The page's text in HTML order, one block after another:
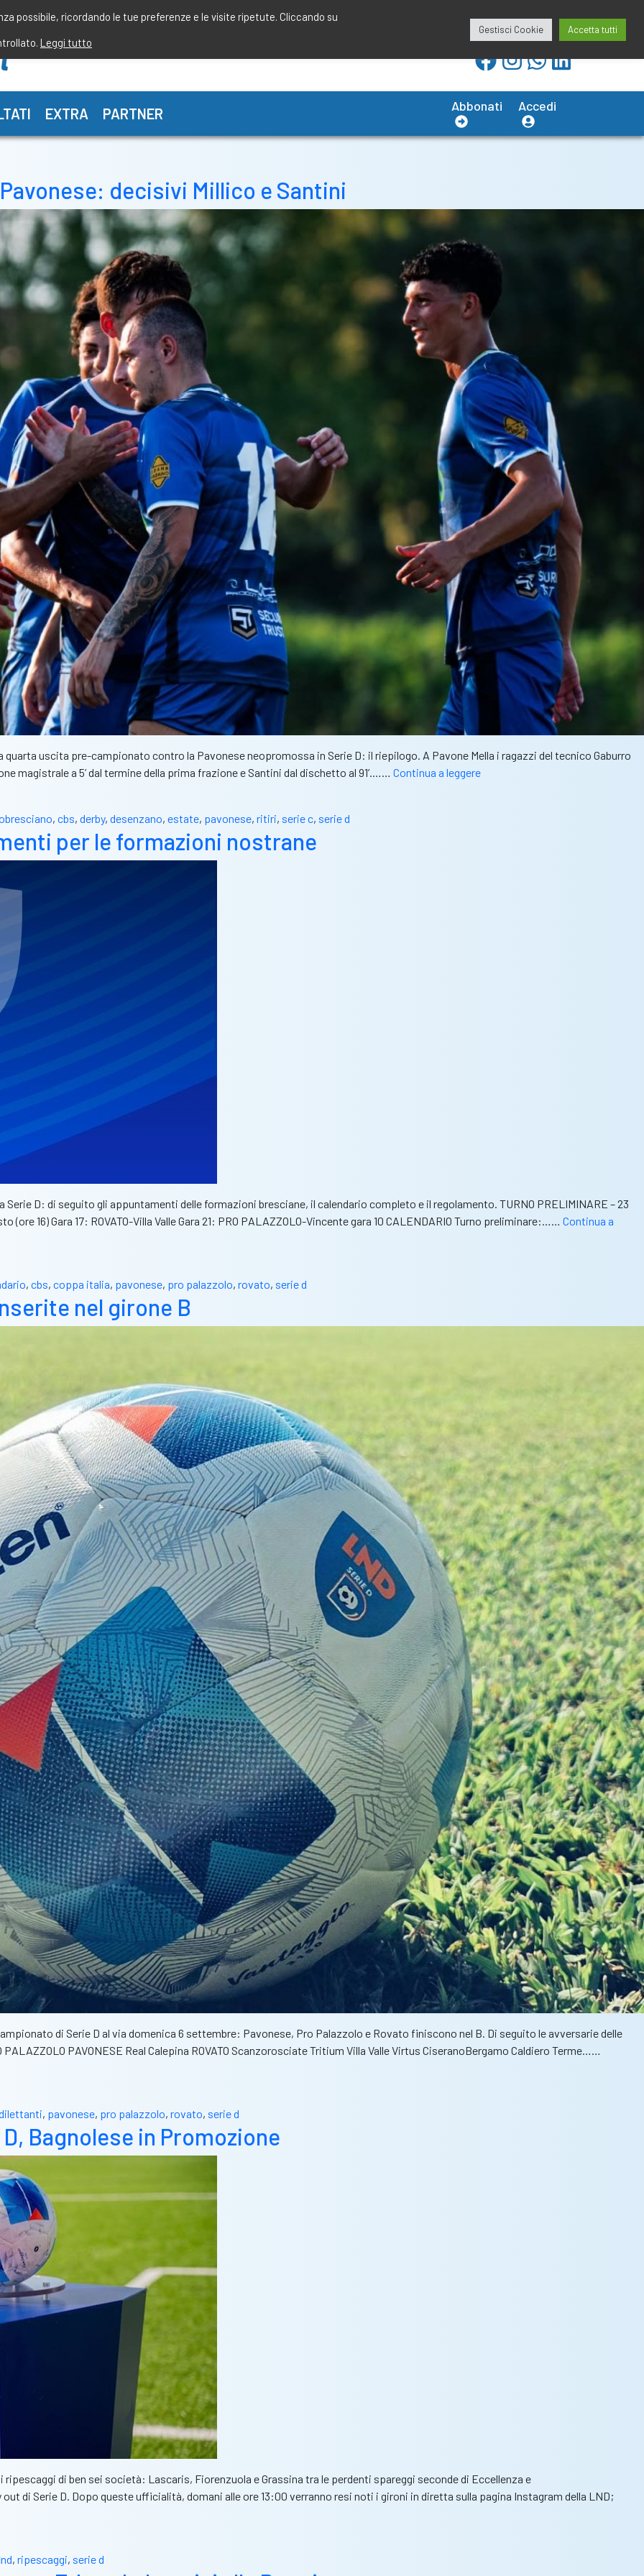
redazione@calciobresciano.it
EXTRA PARTNER Abbonati Accedi
decisivi Millico e Santini
uscita pre-campionato contro la Pavonese neopromossa in Serie D: il riepilogo. A Pavone Mella i ragazzi del tecnico Gaburro
magistrale a 5’ dal termine della prima frazione e Santini dal dischetto al 91’.…… Continua a leggereIl
, cbs, derby, desenzano, estate, pavonese, ritiri, serie c, serie d
per le formazioni nostrane
D: di seguito gli appuntamenti delle formazioni bresciane, il calendario completo e il regolamento. TURNO PRELIMINARE – 23
(ore 16) Gara 17: ROVATO-Villa Valle Gara 21: PRO PALAZZOLO-Vincente gara 10 CALENDARIO Turno preliminare:…… Continua a
, cbs, coppa italia, pavonese, pro palazzolo, rovato, serie d
nel girone B
di Serie D al via domenica 6 settembre: Pavonese, Pro Palazzolo e Rovato finiscono nel B. Di seguito le avversarie delle
PAVONESE Real Calepina ROVATO Scanzorosciate Tritium Villa Valle Virtus CiseranoBergamo Caldiero Terme……
, pavonese, pro palazzolo, rovato, serie d
Bagnolese in Promozione
di ben sei società: Lascaris, Fiorenzuola e Grassina tra le perdenti spareggi seconde di Eccellenza e
di Serie D. Dopo queste ufficialità, domani alle ore 13:00 verranno resi noti i gironi in diretta sulla pagina Instagram della LND;
, ripescaggi, serie d
possibile, ricordando le tue preferenze e le visite ripetute. Cliccando su
Leggi tutto
Gestisci Cookie Accetta tutti